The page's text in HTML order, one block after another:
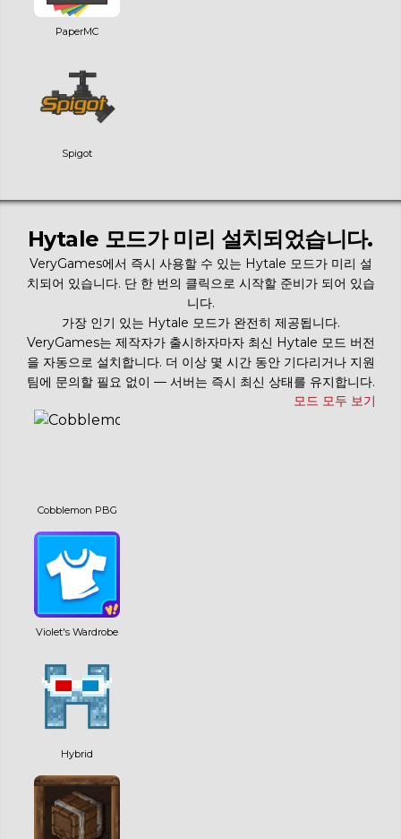
PaperMC
Spigot
Hytale 모드가 미리 설치되었습니다.
VeryGames에서 즉시 사용할 수 있는 Hytale 모드가 미리 설
치되어 있습니다. 단 한 번의 클릭으로 시작할 준비가 되어 있습
니다.
가장 인기 있는 Hytale 모드가 완전히 제공됩니다.
VeryGames는 제작자가 출시하자마자 최신 Hytale 모드 버전
을 자동으로 설치합니다. 더 이상 몇 시간 동안 기다리거나 지원
팀에 문의할 필요 없이 — 서버는 즉시 최신 상태를 유지합니다.
모드 모두 보기
Cobblemon PBG
Violet's Wardrobe
Hybrid